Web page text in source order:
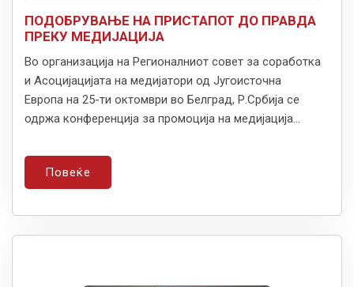
ПОДОБРУВАЊЕ НА ПРИСТАПОТ ДО ПРАВДА
ПРЕКУ МЕДИЈАЦИЈА
Во организација на Регионалниот совет за соработка
и Асоцијацијата на медијатори од Југоисточна
Европа на 25-ти октомври во Белград, Р.Србија се
одржа конференција за промоција на медијација...
Повеќе